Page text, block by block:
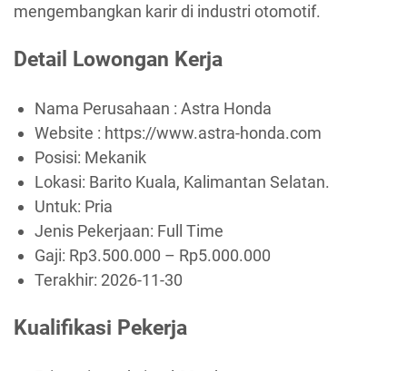
mengembangkan karir di industri otomotif.
Detail Lowongan Kerja
Nama Perusahaan : Astra Honda
Website : https://www.astra-honda.com
Posisi: Mekanik
Lokasi: Barito Kuala, Kalimantan Selatan.
Untuk: Pria
Jenis Pekerjaan: Full Time
Gaji: Rp3.500.000 – Rp5.000.000
Terakhir: 2026-11-30
Kualifikasi Pekerja